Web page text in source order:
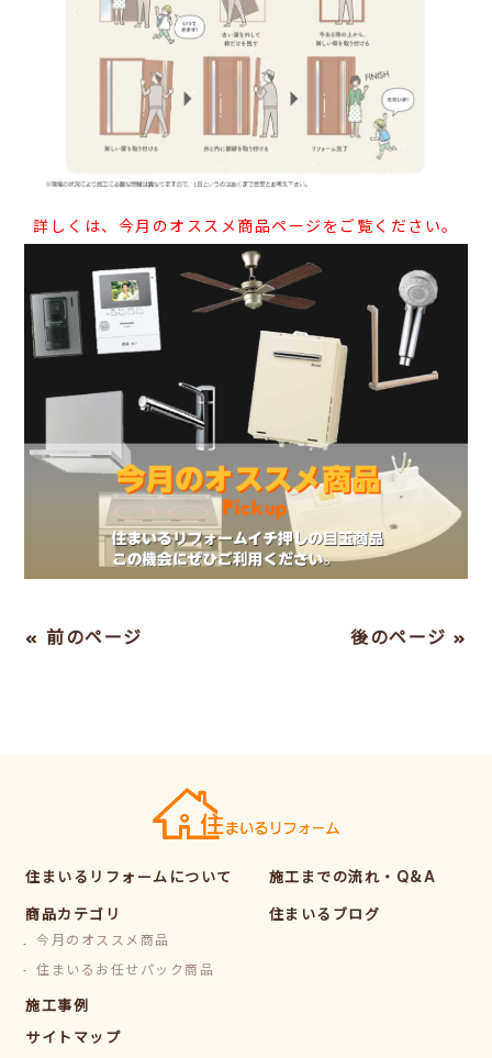
詳しくは、今月のオススメ商品ページをご覧ください。
« 前のページ 後のページ »
住まいるリフォームについて
商品カテゴリ
今月のオススメ商品
住まいるお任せパック商品
施工事例
施工までの流れ・Q&A
住まいるブログ
サイトマップ